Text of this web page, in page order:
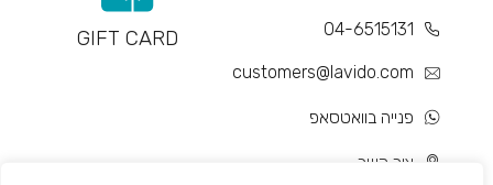
04-6515131
customers@lavido.com
פנייה בוואטסאפ
צור קשר
GIFT CARD